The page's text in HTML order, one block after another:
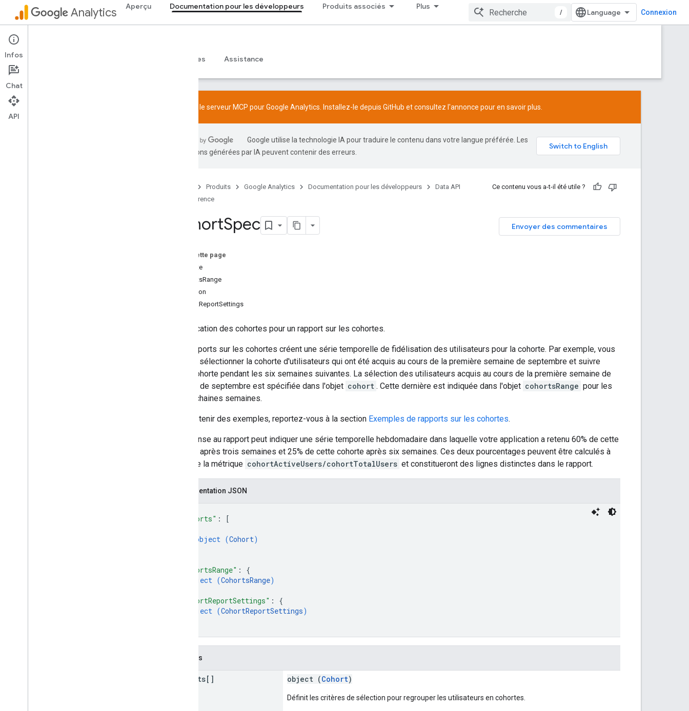
Analytics Aperçu Documentation pour les développeurs Produits associés Plus
/ Connexion
Data API
Guides Bibliothèques et exemples Assistance
Essayez le serveur MCP pour Google Analytics. Installez-le depuis GitHub et consultez l'annonce pour en savoir plus.
Google utilise la technologie IA pour traduire le contenu dans votre langue préférée. Les
traductions générées par IA peuvent contenir des erreurs.
Produits Google Analytics Documentation pour les développeurs
Data API
Référence
Ce contenu vous a-t-il été utile ?
Envoyer des commentaires
CohortSpec
Sur cette page
Cohorte
CohortsRange
Précision
CohortReportSettings
Spécification des cohortes pour un rapport sur les cohortes.
Les rapports sur les cohortes créent une série temporelle de fidélisation des utilisateurs pour la cohorte. Par exemple, vous
pouvez sélectionner la cohorte d'utilisateurs qui ont été acquis au cours de la première semaine de septembre et suivre
cette cohorte pendant les six semaines suivantes. La sélection des utilisateurs acquis au cours de la première semaine de
cohorte de septembre est spécifiée dans l'objet cohort . Cette dernière est indiquée dans l'objet cohortsRange pour les
six prochaines semaines.
Pour obtenir des exemples, reportez-vous à la section Exemples de rapports sur les cohortes.
La réponse au rapport peut indiquer une série temporelle hebdomadaire dans laquelle votre application a retenu 60% de cette
cohorte après trois semaines et 25% de cette cohorte après six semaines. Ces deux pourcentages peuvent être calculés à
l'aide de la métrique cohortActiveUsers/cohortTotalUsers et constitueront des lignes distinctes dans le rapport.
Représentation JSON
"cohorts" :
[
object (Cohort)
"cohortsRange" : {
object (CohortsRange)
"cohortReportSettings" : {
object (CohortReportSettings)
Champs
cohorts[] object (Cohort)
Définit les critères de sélection pour regrouper les utilisateurs en cohortes.
Infos
Chat
API